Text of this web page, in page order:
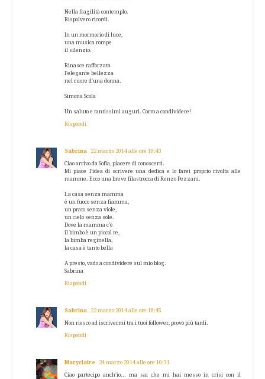
Nella fragilità contemplo.
Rispolvero ricordi.
In un mormorio di luce,
una musica rompe
il silenzio.
Rinasce rafforzata
l'elegante bellezza
nel cuore d'una donna.
Simona Scola
Un saluto e tantissimi auguri. Corro a condividere!
Rispondi
Sabrina 22 marzo 2014 alle ore 18:43
Ciao arrivo da Sofia, piacere di conoscerti.
Mi piace l'idea di scrivere una dedica e lo farei proprio rivolta alle
mamme. Ecco una breve filastrocca di Renzo Pezzani.
La casa senza mamma
è un fuoco senza fiamma,
un prato senza viole,
un cielo senza sole.
Dove la mamma c’è
il bimbo è un piccol re,
la bimba reginella,
la casa è tanto bella
A presto, vado a condividere sul mio blog.
Sabrina
Rispondi
Sabrina 22 marzo 2014 alle ore 18:45
Non riesco ad iscrivermi tra i tuoi follower, provo più tardi.
Rispondi
Maryclaire 24 marzo 2014 alle ore 10:31
Ciao partecipo anch'io... ma sai che mi hai messo in crisi con il